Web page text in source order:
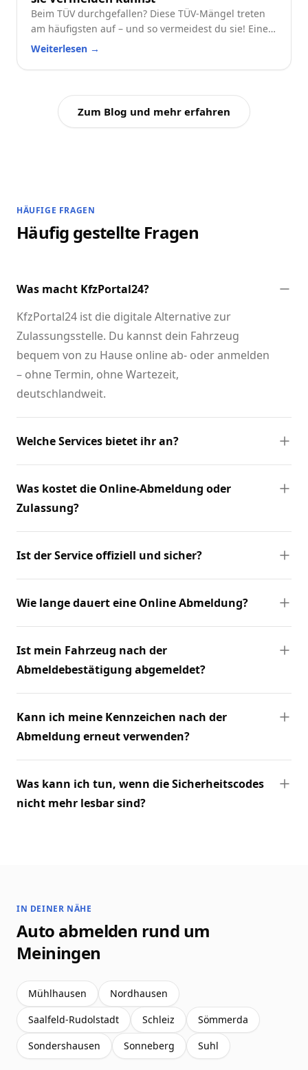
Beim TÜV durchgefallen? Diese TÜV-Mängel treten
am häufigsten auf – und so vermeidest du sie! Eine
praktische Checkliste für alle Autofahrer.
Weiterlesen →
Zum Blog und mehr erfahren
HÄUFIGE FRAGEN
Häufig gestellte Fragen
Was macht KfzPortal24?
KfzPortal24 ist die digitale Alternative zur
Zulassungsstelle. Du kannst dein Fahrzeug
bequem von zu Hause online ab- oder anmelden
– ohne Termin, ohne Wartezeit,
deutschlandweit.
Welche Services bietet ihr an?
Was kostet die Online-Abmeldung oder
Zulassung?
Ist der Service offiziell und sicher?
Wie lange dauert eine Online Abmeldung?
Ist mein Fahrzeug nach der
Abmeldebestätigung abgemeldet?
Kann ich meine Kennzeichen nach der
Abmeldung erneut verwenden?
Was kann ich tun, wenn die Sicherheitscodes
nicht mehr lesbar sind?
IN DEINER NÄHE
Auto abmelden rund um
Meiningen
Mühlhausen
Nordhausen
Saalfeld-Rudolstadt
Schleiz
Sömmerda
Sondershausen
Sonneberg Suhl